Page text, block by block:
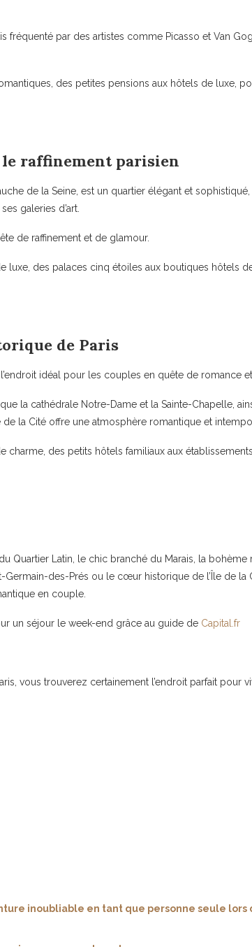
fréquenté par des artistes comme Picasso et Van
des petites pensions aux hôtels de luxe,
raffinement parisien
de la Seine, est un quartier élégant et
galeries d’art.
de raffinement et de glamour.
luxe, des palaces cinq étoiles aux boutiques hôtels
de Paris
idéal pour les couples en quête de romance et
la cathédrale Notre-Dame et la Sainte-Chapelle,
de la Cité offre une atmosphère romantique et
charme, des petits hôtels familiaux aux
Quartier Latin, le chic branché du Marais, la bohème
Germain-des-Prés ou le cœur historique de l’Île de la
en couple.
un séjour le week-end grâce au guide de Capital.fr
vous trouverez certainement l’endroit parfait pour
inoubliable en tant que personne seule lors